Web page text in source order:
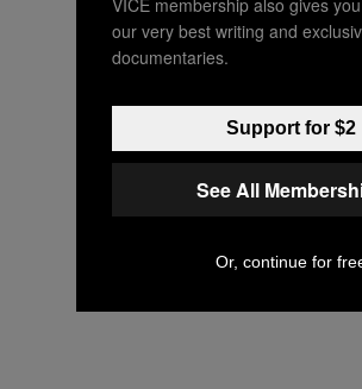
our very best writing and
documentaries.
Support for $2
See All
Or, continue for